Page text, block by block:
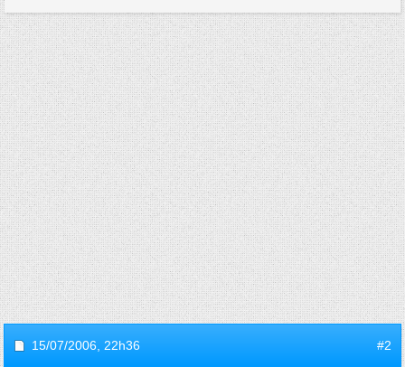
15/07/2006, 22h36 #2